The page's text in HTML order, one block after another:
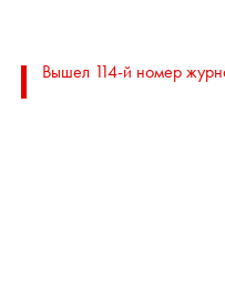
Вышел 114-й номер